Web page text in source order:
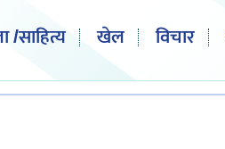
/साहित्य खेल विचार